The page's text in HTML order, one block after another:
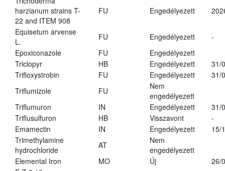
harzianum strains T-
22 and ITEM 908
FU Engedélyezett
Equisetum arvense
L.
FU Engedélyezett
-
Epoxiconazole
FU
Engedélyezett
Triclopyr
HB Engedélyezett
31/
Trifloxystrobin
FU Engedélyezett
31/
Triflumizole
FU
Nem
engedélyezett
Triflumuron
IN Engedélyezett
31/
Triflusulfuron
HB Visszavont
-
Emamectin
IN Engedélyezett
15/
Trimethylamine
hydrochloride
AT
Nem
engedélyezett
Elemental Iron
MO Új
26/